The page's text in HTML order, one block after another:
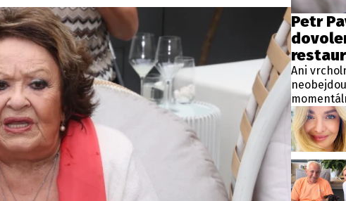
Máte pro nás důležitou zprávu, příběh,
Pošlete nám mail na:redakce@newsbox.cz
Nejlepší z vás odměníme
Petr
Ani
Petr
hlava
sítích se
která